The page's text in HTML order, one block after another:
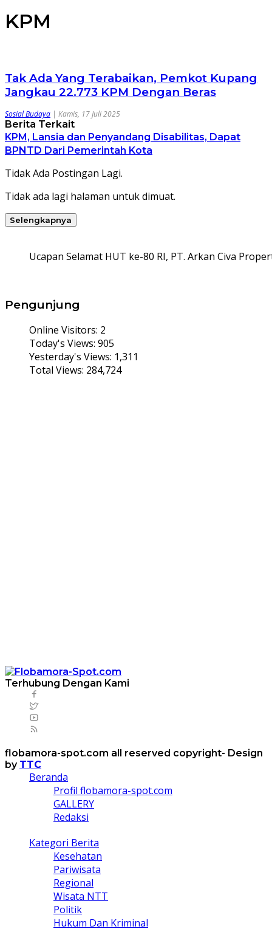
KPM
Tak Ada Yang Terabaikan, Pemkot Kupang
Jangkau 22.773 KPM Dengan Beras
Sosial Budaya | Kamis, 17 Juli 2025
Berita Terkait
KPM, Lansia dan Penyandang Disabilitas, Dapat
BPNTD Dari Pemerintah Kota
Tidak Ada Postingan Lagi.
Tidak ada lagi halaman untuk dimuat.
Selengkapnya
Ucapan Selamat HUT ke-80 RI, PT. Arkan Civa
Pengunjung
Online Visitors: 2
Today's Views: 905
Yesterday's Views: 1,311
Total Views: 284,724
Terhubung Dengan Kami
flobamora-spot.com all reserved copyright- Design
by TTC
Beranda
Profil flobamora-spot.com
GALLERY
Redaksi
Kategori Berita
Kesehatan
Pariwisata
Regional
Wisata NTT
Politik
Hukum Dan Kriminal